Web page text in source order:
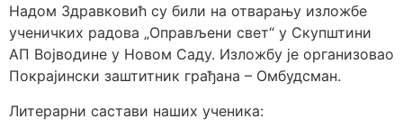
Надом Здравковић су били на отварању изложбе
ученичких радова „Оправљени свет“ у Скупштини
АП Војводине у Новом Саду. Изложбу је организовао
Покрајински заштитник грађана – Омбудсман.
Литерарни састави наших ученика: